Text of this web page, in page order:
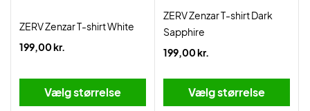
ZERV Zenzar T-shirt White
199,00 kr.
Vælg størrelse
ZERV Zenzar T-shirt Dark
Sapphire
199,00 kr.
Vælg størrelse